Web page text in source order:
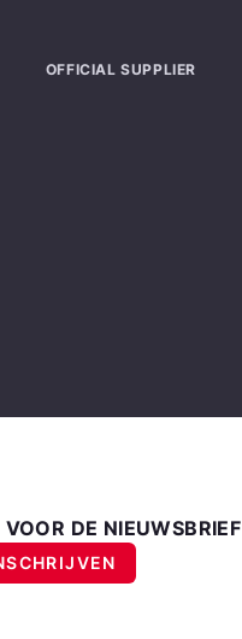
OFFICIAL SUPPLIER
DE NIEUWSBRIEF